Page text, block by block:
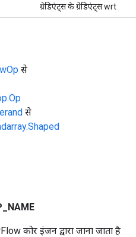
ग्रेडिएंट्स के ग्रेडिएंट्स wrt
से
से
NAME
कोर इंजन द्वारा जाना जाता है